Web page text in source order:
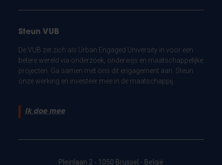
Steun VUB
De VUB zet zich als Urban Engaged University in voor een
betere wereld via onderzoek, onderwijs en maatschappelijke
projecten. Ga samen met ons dit engagement aan. Steun
onze werking en investeer mee in de maatschappij.
Ik doe mee
Pleinlaan 2 - 1050 Brussel - België